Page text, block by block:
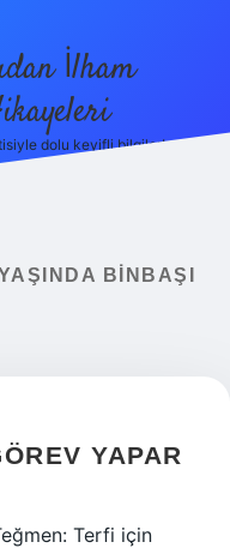
İlham
dolu keyifli bilgiler!
BINBAŞI
YAPAR
Terfi için